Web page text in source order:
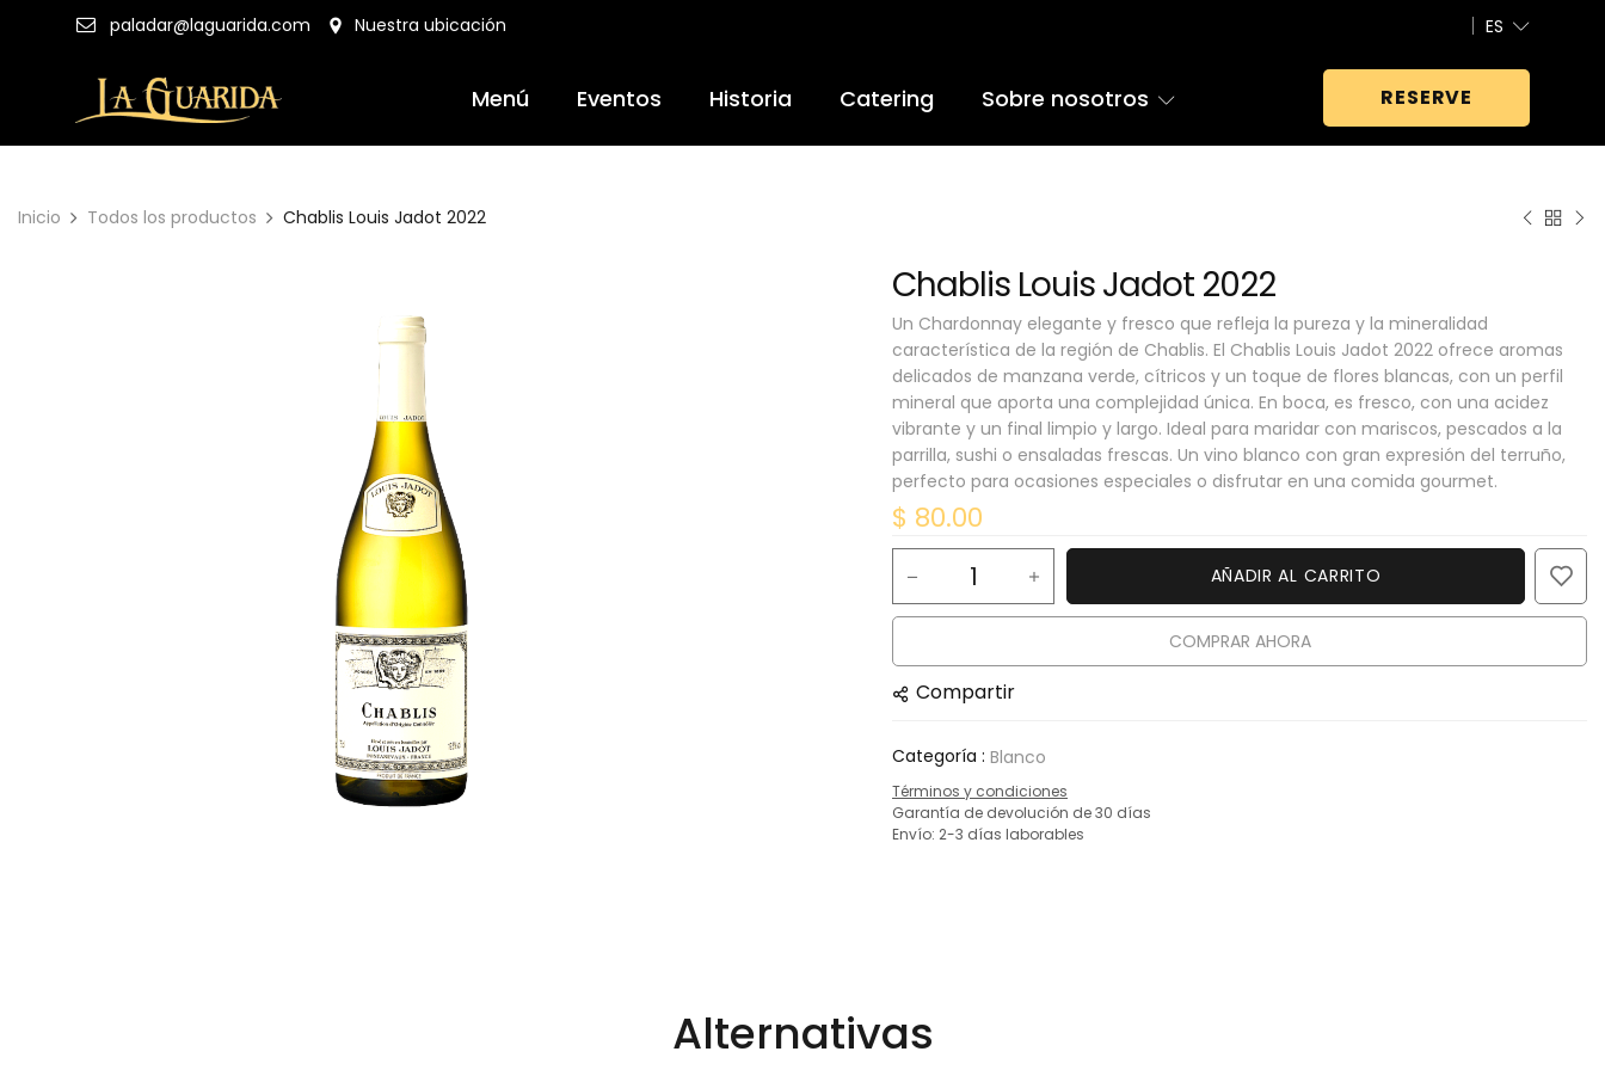
paladar@laguarida.com Nuestra ubicación ES
Menú Eventos Historia Catering Sobre nosotros RESERVE
Inicio Todos los productos Chablis Louis Jadot 2022
Chablis Louis Jadot 2022
Un Chardonnay elegante y fresco que refleja la pureza y la mineralidad
característica de la región de Chablis. El Chablis Louis Jadot 2022 ofrece aromas
delicados de manzana verde, cítricos y un toque de flores blancas, con un perfil
mineral que aporta una complejidad única. En boca, es fresco, con una acidez
vibrante y un final limpio y largo. Ideal para maridar con mariscos, pescados a la
parrilla, sushi o ensaladas frescas. Un vino blanco con gran expresión del terruño,
perfecto para ocasiones especiales o disfrutar en una comida gourmet.
$ 80.00
AÑADIR AL CARRITO
COMPRAR AHORA
Compartir
Categoría : Blanco
Términos y condiciones
Garantía de devolución de 30 días
Envío: 2-3 días laborables
Alternativas